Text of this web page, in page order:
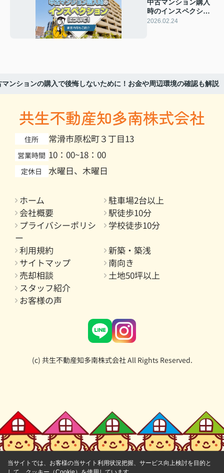
中古マンション購入
時のインスペクショ
ンについて！調査内
2026.02.24
マンションの購入で後悔しないために！お金や周辺環境の確認も解説
共生不動産知多南株式会社
住所 常滑市原松町３丁目13
営業時間 10：00~18：00
定休日 水曜日、木曜日
ホーム
駐車場2台以上
会社概要
駅徒歩10分
プライバシーポリシ
ー
学校徒歩10分
利用規約
新築・築浅
サイトマップ
南向き
売却相談
土地50坪以上
スタッフ紹介
お客様の声
(c) 共生不動産知多南株式会社 All Rights Reserved.
当サイトでは、お客様の当サイト利用状況把握、サービス向上検討を目的と